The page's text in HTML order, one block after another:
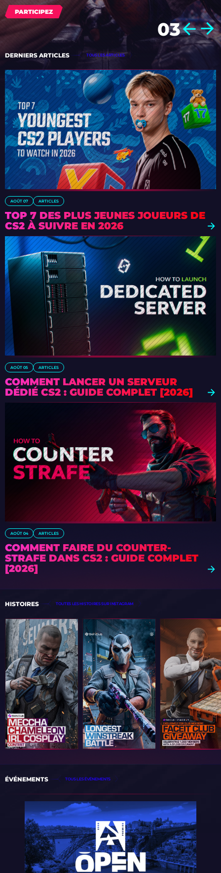
PARTICIPEZ
PARTICIPEZ
PARTICIPEZ
OUVRIR MAINTENANT
04
DERNIERS ARTICLES TOUS LES ARTICLES
AOÛT 07 ARTICLES
TOP 7 DES PLUS JEUNES JOUEURS DE
CS2 À SUIVRE EN 2026
AOÛT 05 ARTICLES
COMMENT LANCER UN SERVEUR
DÉDIÉ CS2 : GUIDE COMPLET [2026]
AOÛT 04 ARTICLES
COMMENT FAIRE DU COUNTER-
STRAFE DANS CS2 : GUIDE COMPLET
[2026]
HISTOIRES TOUTES LES HISTOIRES SUR INSTAGRAM
ÉVÉNEMENTS TOUS LES ÉVÉNEMENTS